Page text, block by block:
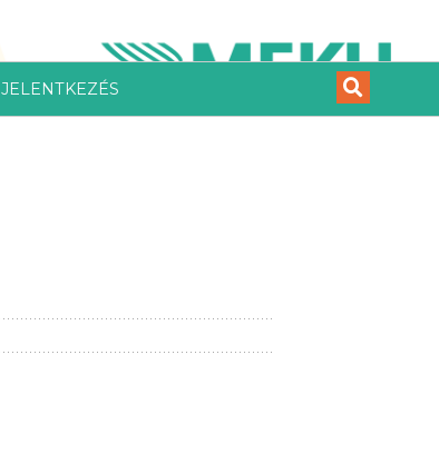
JELENTKEZÉS